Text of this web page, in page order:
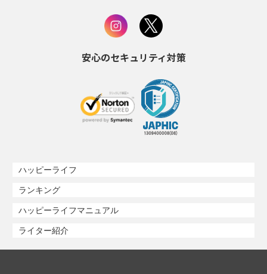
安心のセキュリティ対策
ハッピーライフ
ランキング
ハッピーライフマニュアル
ライター紹介